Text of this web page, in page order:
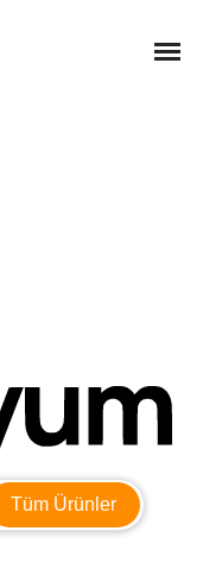
Tüm Ürünler